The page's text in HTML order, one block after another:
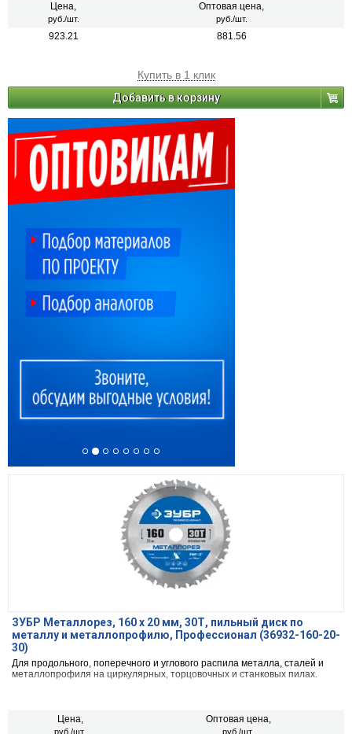
Цена,
руб./шт.
Оптовая цена,
руб./шт.
923.21 881.56
Купить в 1 клик
Добавить в корзину
ЗУБР Металлорез, 160 х 20 мм, 30Т, пильный диск по
металлу и металлопрофилю, Профессионал (36932-160-20-
30)
Для продольного, поперечного и углового распила металла, сталей и
металлопрофиля на циркулярных, торцовочных и станковых пилах.
Цена,
руб./шт.
Оптовая цена,
руб./шт.